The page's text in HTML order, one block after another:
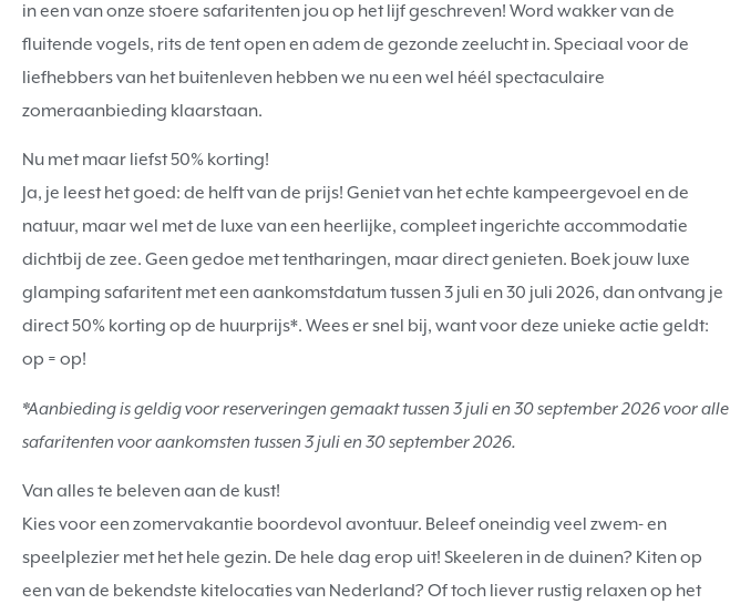
in een van onze stoere safaritenten jou op het lijf geschreven! Word wakker van de
fluitende vogels, rits de tent open en adem de gezonde zeelucht in. Speciaal voor de
liefhebbers van het buitenleven hebben we nu een wel héél spectaculaire
zomeraanbieding klaarstaan.
Nu met maar liefst 50% korting!
Ja, je leest het goed: de helft van de prijs! Geniet van het echte kampeergevoel en de
natuur, maar wel met de luxe van een heerlijke, compleet ingerichte accommodatie
dichtbij de zee. Geen gedoe met tentharingen, maar direct genieten. Boek jouw luxe
glamping safaritent met een aankomstdatum tussen 3 juli en 30 juli 2026, dan ontvang je
direct 50% korting op de huurprijs*. Wees er snel bij, want voor deze unieke actie geldt:
op = op!
*Aanbieding is geldig voor reserveringen gemaakt tussen 3 juli en 30 september 2026 voor alle
safaritenten voor aankomsten tussen 3 juli en 30 september 2026.
Van alles te beleven aan de kust!
Kies voor een zomervakantie boordevol avontuur. Beleef oneindig veel zwem- en
speelplezier met het hele gezin. De hele dag erop uit! Skeeleren in de duinen? Kiten op
een van de bekendste kitelocaties van Nederland? Of toch liever rustig relaxen op het